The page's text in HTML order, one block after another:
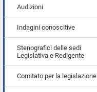
Audizioni
Indagini conoscitive
Stenografici delle sedi
Legislativa e Redigente
Comitato per la legislazione